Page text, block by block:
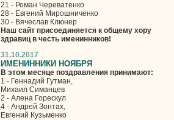
21 - Роман Череватенко
28 - Евгений Мирошниченко
30 - Вячеслав Клюнер
Наш сайт присоединяется к общему хору
здравиц в честь именинников!
31.10.2017
ИМЕНИННИКИ НОЯБРЯ
В этом месяце поздравления принимают:
1 - Геннадий Гутман,
Михаил Симанцев
2 - Алена Горескул
4 - Андрей Зонтах,
Евгений Кузьменко